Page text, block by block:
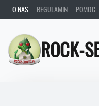
O NAS REGULAMIN POMOC
ROCK-